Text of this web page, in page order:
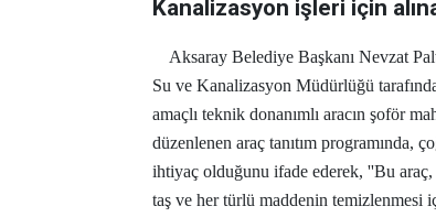
Kanalizasyon işleri için
Aksaray Belediye Başkanı Nevzat
Su ve Kanalizasyon Müdürlüğü
amaçlı teknik donanımlı aracın şoför
düzenlenen araç tanıtım programında,
ihtiyaç olduğunu ifade ederek, ''Bu araç,
taş ve her türlü maddenin temizlenmesi